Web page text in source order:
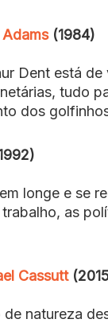
(1984)
Dent está
tudo
dos
longe e se
as
Cassutt
natureza